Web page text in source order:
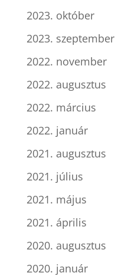
2023. október
2023. szeptember
2022. november
2022. augusztus
2022. március
2022. január
2021. augusztus
2021. július
2021. május
2021. április
2020. augusztus
2020. január